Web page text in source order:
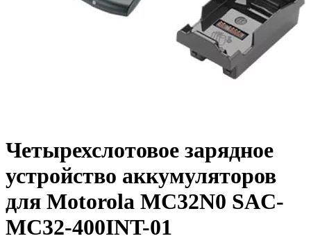
Четырехслотовое зарядное
устройство аккумуляторов
для Motorola MC32N0 SAC-
MC32-400INT-01